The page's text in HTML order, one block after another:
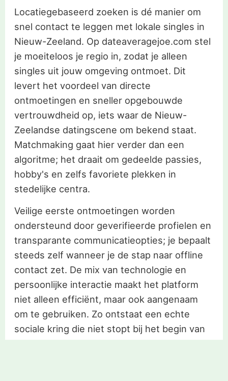
Locatiegebaseerd zoeken is dé manier om
snel contact te leggen met lokale singles in
Nieuw-Zeeland. Op dateaveragejoe.com stel
je moeiteloos je regio in, zodat je alleen
singles uit jouw omgeving ontmoet. Dit
levert het voordeel van directe
ontmoetingen en sneller opgebouwde
vertrouwdheid op, iets waar de Nieuw-
Zeelandse datingscene om bekend staat.
Matchmaking gaat hier verder dan een
algoritme; het draait om gedeelde passies,
hobby's en zelfs favoriete plekken in
stedelijke centra.
Veilige eerste ontmoetingen worden
ondersteund door geverifieerde profielen en
transparante communicatieopties; je bepaalt
steeds zelf wanneer je de stap naar offline
contact zet. De mix van technologie en
persoonlijke interactie maakt het platform
niet alleen efficiënt, maar ook aangenaam
om te gebruiken. Zo ontstaat een echte
sociale kring die niet stopt bij het begin van